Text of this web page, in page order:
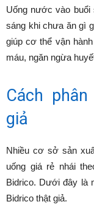
Uống nước vào
sáng khi chưa ăn gì
giúp cơ thể vận
máu, ngăn ngừa
Cách
giả
Nhiều cơ sở sản
uống giá rẻ nhái
Bidrico. Dưới đây là
Bidrico thật giả.